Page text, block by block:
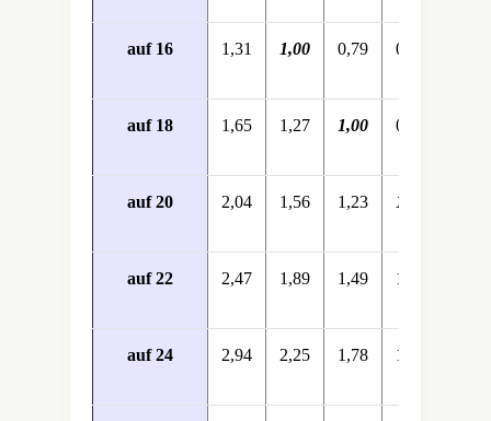
auf 16 1,31 1,00 0,79 0,64
auf 18 1,65 1,27 1,00 0,81
auf 20 2,04 1,56 1,23 1,00
auf 22 2,47 1,89 1,49 1,21
auf 24 2,94 2,25 1,78 1,44